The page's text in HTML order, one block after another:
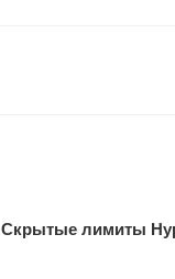
Скрытые лимиты